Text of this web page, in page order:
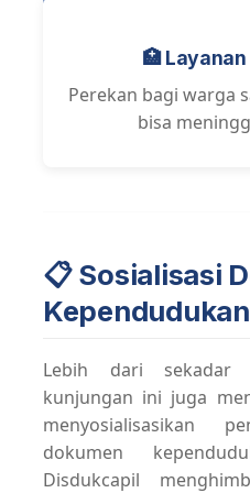
🏥
Perekan bagi warga
bisa
📋 Sosialisasi
Kependudukan
Lebih dari sekadar
kunjungan ini juga
menyosialisasikan
dokumen
Disdukcapil